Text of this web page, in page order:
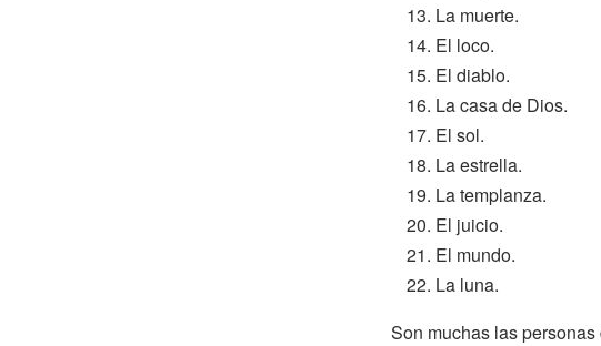
La muerte.
El loco.
El diablo.
La casa de Dios.
El sol.
La estrella.
La templanza.
El juicio.
El mundo.
La luna.
Son muchas las